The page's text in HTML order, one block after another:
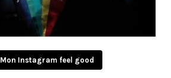
Mon Instagram feel good